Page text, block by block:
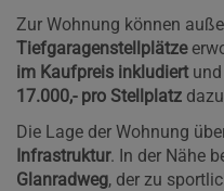
Zur Wohnung können
Tiefgaragenstellplätze
im Kaufpreis inkludiertund
17.000,- pro Stellplatz
Die Lage der Wohnung
Infrastruktur. In der Nähe
Glanradweg, der zu